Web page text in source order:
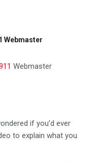
Webmaster
Webmaster
if you’d ever
to explain what you